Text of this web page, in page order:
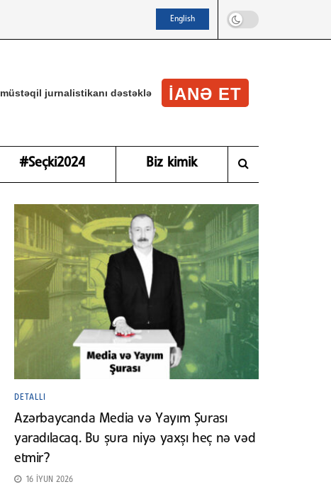
English
müstəqil jurnalistikanı dəstəklə IANƏ ET
#Seçki2024 Biz kimik
DETALLI
Azərbaycanda Media və Yayım Şurası
yaradılacaq. Bu şura niyə yaxşı heç nə vəd
etmir?
16 İYUN 2026